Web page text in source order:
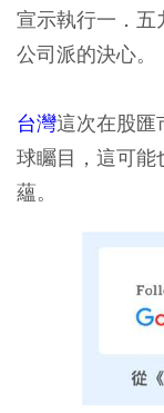
宣示執行一．五
公司派的決心。
台灣這次在股匯
球矚目，這可能
蘊。